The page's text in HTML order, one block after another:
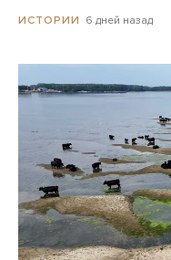
ИСТОРИИ 6 дней назад